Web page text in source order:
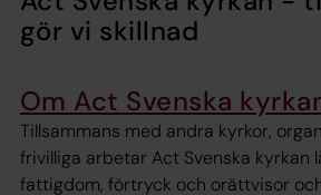
gör vi skillnad
Om Act Svenska
Tillsammans med andra kyrkor,
frivilliga arbetar Act Svenska kyrkan
fattigdom, förtryck och orättvisor